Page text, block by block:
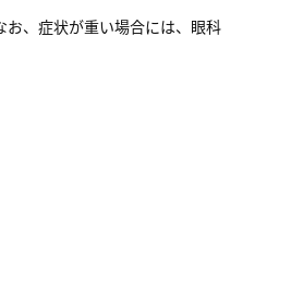
、症状が重い場合には、眼科